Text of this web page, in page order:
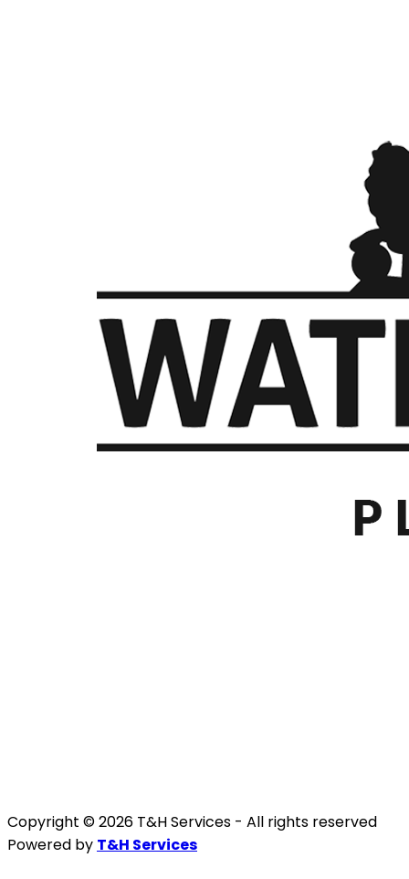
Copyright © 2026 T&H Services - All rights reserved
Powered by T&H Services